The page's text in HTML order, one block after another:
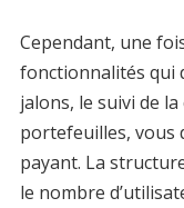
Cependant, une
fonctionnalités qui
jalons, le suivi de
portefeuilles, vous
payant. La
le nombre